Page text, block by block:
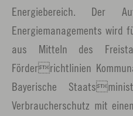
Energiebereich. Der
Energiemanagements wird
aus Mitteln des
Förderrichtlinien
Bayerische
Verbraucherschutz mit